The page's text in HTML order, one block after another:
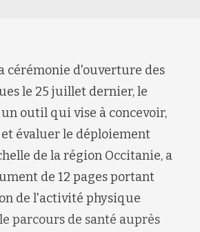
cérémonie d'ouverture des
le 25 juillet dernier, le
un outil qui vise à concevoir,
évaluer le déploiement
de la région Occitanie, a
de 12 pages portant
de l'activité physique
parcours de santé auprès